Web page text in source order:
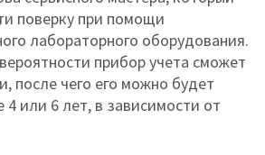
поверку при помощи
лабораторного оборудования.
прибор учета сможет
после чего его можно будет
4 или 6 лет, в зависимости от